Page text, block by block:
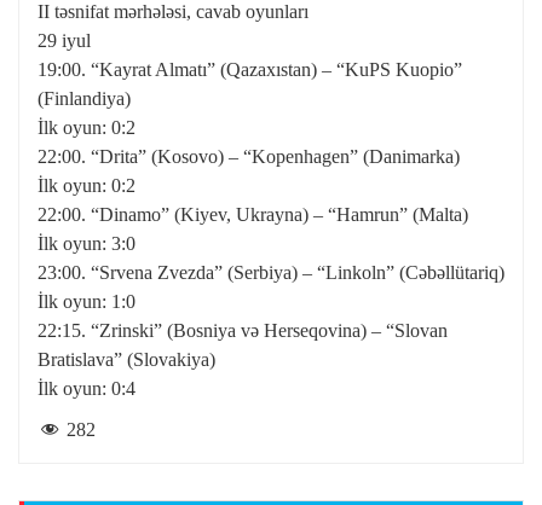
II təsnifat mərhələsi, cavab oyunları
29 iyul
19:00. “Kayrat Almatı” (Qazaxıstan) – “KuPS Kuopio”
(Finlandiya)
İlk oyun: 0:2
22:00. “Drita” (Kosovo) – “Kopenhagen” (Danimarka)
İlk oyun: 0:2
22:00. “Dinamo” (Kiyev, Ukrayna) – “Hamrun” (Malta)
İlk oyun: 3:0
23:00. “Srvena Zvezda” (Serbiya) – “Linkoln” (Cəbəllütariq)
İlk oyun: 1:0
22:15. “Zrinski” (Bosniya və Herseqovina) – “Slovan
Bratislava” (Slovakiya)
İlk oyun: 0:4
282